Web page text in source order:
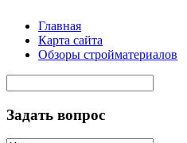
Главная
Карта сайта
Обзоры стройматериалов
Задать вопрос